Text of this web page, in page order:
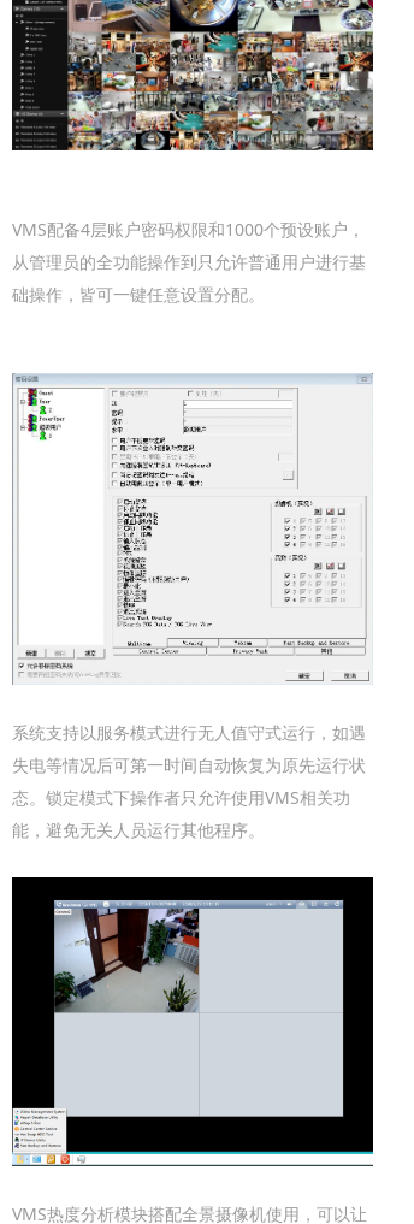
VMS配备4层账户密码权限和1000个预设账户，
从管理员的全功能操作到只允许普通用户进行基
础操作，皆可一键任意设置分配。
系统支持以服务模式进行无人值守式运行，如遇
失电等情况后可第一时间自动恢复为原先运行状
态。锁定模式下操作者只允许使用VMS相关功
能，避免无关人员运行其他程序。
VMS热度分析模块搭配全景摄像机使用，可以让